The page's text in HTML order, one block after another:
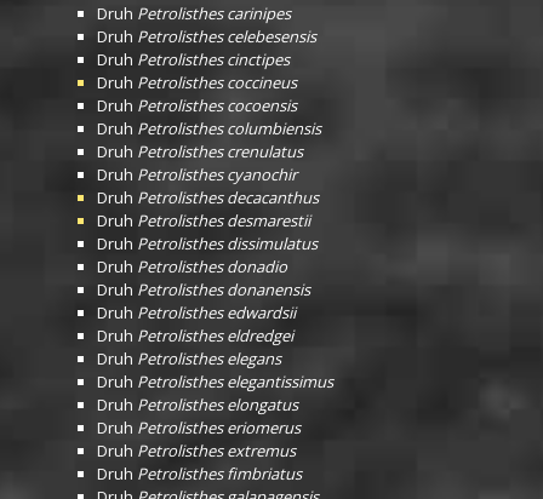
Druh Petrolisthes carinipes
Druh Petrolisthes celebesensis
Druh Petrolisthes cinctipes
Druh Petrolisthes coccineus
Druh Petrolisthes cocoensis
Druh Petrolisthes columbiensis
Druh Petrolisthes crenulatus
Druh Petrolisthes cyanochir
Druh Petrolisthes decacanthus
Druh Petrolisthes desmarestii
Druh Petrolisthes dissimulatus
Druh Petrolisthes donadio
Druh Petrolisthes donanensis
Druh Petrolisthes edwardsii
Druh Petrolisthes eldredgei
Druh Petrolisthes elegans
Druh Petrolisthes elegantissimus
Druh Petrolisthes elongatus
Druh Petrolisthes eriomerus
Druh Petrolisthes extremus
Druh Petrolisthes fimbriatus